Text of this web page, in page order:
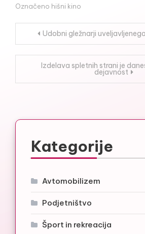
Označeno hišni kino
Navigacija
prispevka
Udobni gležnarji
Izdelava spletnih strani je
dejavnost
Kategorije
Avtomobilizem
Podjetništvo
Šport in rekreacija